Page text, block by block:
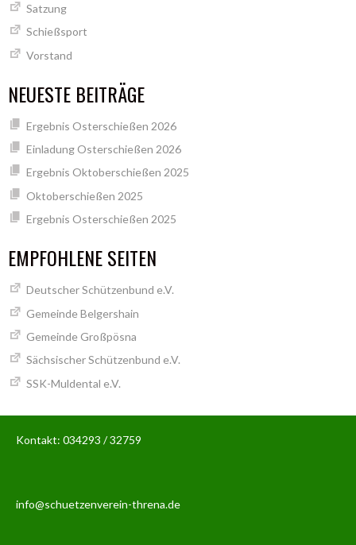
Satzung
Schießsport
Vorstand
NEUESTE BEITRÄGE
Ergebnis Osterschießen 2026
Einladung Osterschießen 2026
Ergebnis Oktoberschießen 2025
Oktoberschießen 2025
Ergebnis Osterschießen 2025
EMPFOHLENE SEITEN
Deutscher Schützenbund e.V.
Gemeinde Belgershain
Gemeinde Großpösna
Sächsischer Schützenbund e.V.
SSK-Muldental e.V.
Kontakt: 034293 / 32759
info@schuetzenverein-threna.de